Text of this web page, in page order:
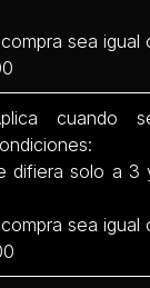
sea igual
cuando
difiera solo a 3
sea igual